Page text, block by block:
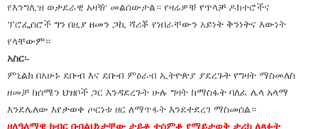
የእንግሊዝ ወታደራዊ አዛዥ መልሰውታል። የዛሬዎቹ የጥላቻ ዶክተሮችና
ፕሮፌሰሮች ግን በዚያ ዘመን ጋኪ ሻሪቾ የነበራቸውን አይነት ቅንነትና እውነት
የላቸውም።
አስር፡-
ምኒልክ በአሁኑ ደቡብ እና ደቡብ ምዕራብ ኢትዮጵያ ያደረጉት የግዛት ማስመለስ
ዘመቻ ከሰሜን ህዝቦች ጋር እንዳደረጉት ሁሉ ግዛት ከማስፋት ባለፈ ሌላ አላማ
እንደሌለው እየታወቀ ጦርነቱ ዘር ለማጥፋት እንደተደረገ ማስመሰል።
ዘለዓለማዊ ክብር በብልህነታቸው ታይቶ ተሰምቶ የማይታወቅ ታሪክ ለጻፉት